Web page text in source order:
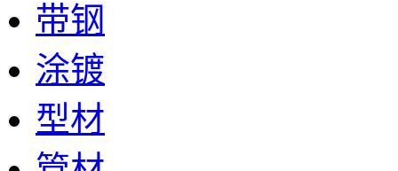
带钢
涂镀
型材